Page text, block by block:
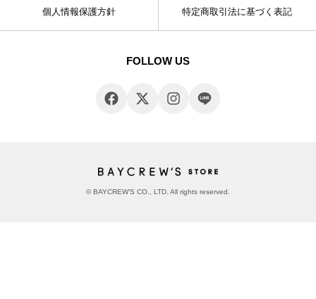
個人情報保護方針 特定商取引法に基づく表記
FOLLOW US
© BAYCREW’S CO., LTD. All rights reserved.